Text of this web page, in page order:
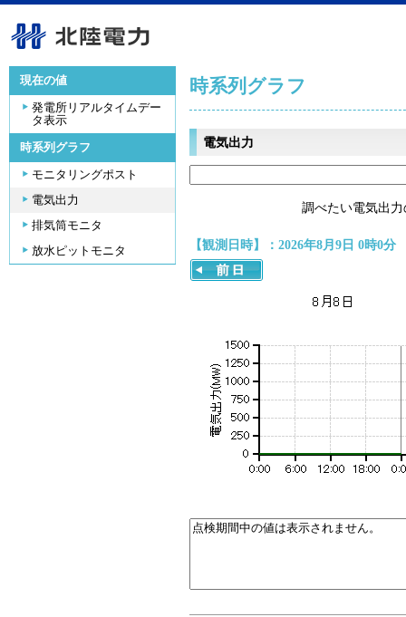
現在の値
発電所リアルタイムデー
タ表示
時系列グラフ
モニタリングポスト
電気出力
排気筒モニタ
放水ピットモニタ
時系列グラフ
電気出力
調べたい電気出
【観測日時】：2026年8月9日 0時0分